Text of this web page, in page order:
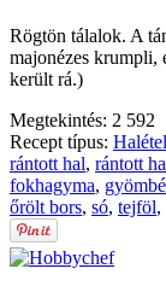
Rögtön tálalok. A
majonézes krumpli,
került rá.)
Megtekintés: 2 592
Recept típus:
rántott hal, rántott
fokhagyma,
őrölt bors, só, tejföl,